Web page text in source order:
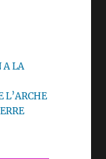
A LA
L’ARCHE